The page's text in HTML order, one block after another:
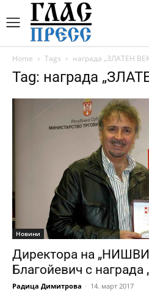
Home Tags награда „ЗЛАТЕН
Tag: награда
Новини
Директора на
Благойевич с
Радица Димитрова - 14. март 2017